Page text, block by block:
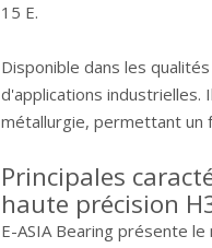
15 E.
Disponible dans les
d'applications
métallurgie, permettant un
Principales
haute précision
E-ASIA Bearing présente